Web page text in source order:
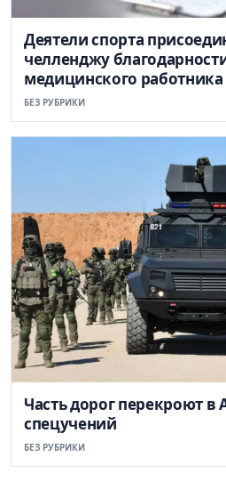
Деятели спорта
челленджу
медицинского работника
БЕЗ РУБРИКИ
Часть дорог перекроют в
спецучений
БЕЗ РУБРИКИ